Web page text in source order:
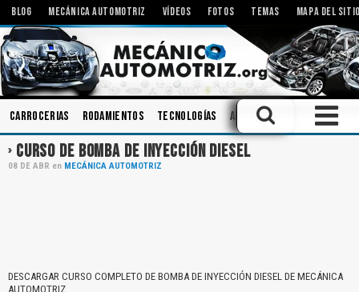
BLOG MECÁNICA AUTOMOTRIZ VÍDEOS FOTOS TEMAS MAPA DEL
Carrocerias Rodamientos Tecnologías Amortiguadores
CURSO DE BOMBA DE INYECCIÓN DIESEL
08 DE ABR en MECÁNICA AUTOMOTRIZ
DESCARGAR CURSO COMPLETO DE BOMBA DE INYECCIÓN DIESEL DE MECÁNICA
AUTOMOTRIZ